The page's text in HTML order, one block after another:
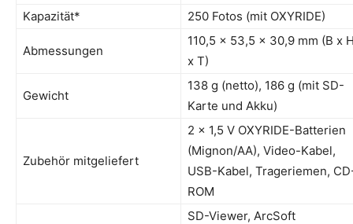
Kapazität*
250 Fotos (mit OXYRIDE)
Abmessungen
110,5 x 53,5 x 30,9 mm (B x
x T)
Gewicht
138 g (netto), 186 g (mit SD-
Karte und Akku)
Zubehör mitgeliefert
2 x 1,5 V OXYRIDE-Batterien
(Mignon/AA), Video-Kabel,
USB-Kabel, Trageriemen,
ROM
SD-Viewer, ArcSoft